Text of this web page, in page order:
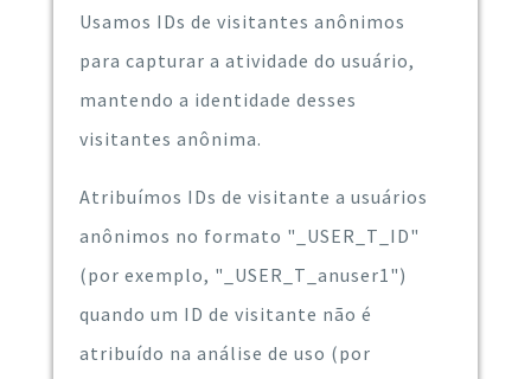
Usamos IDs de visitantes anônimos
para capturar a atividade do usuário,
mantendo a identidade desses
visitantes anônima.
Atribuímos IDs de visitante a usuários
anônimos no formato "_USER_T_ID"
(por exemplo, "_USER_T_anuser1")
quando um ID de visitante não é
atribuído na análise de uso (por